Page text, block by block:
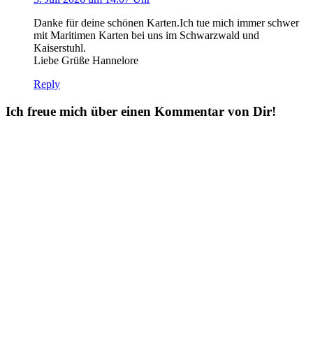
Danke für deine schönen Karten.Ich tue mich immer schwer
mit Maritimen Karten bei uns im Schwarzwald und
Kaiserstuhl.
Liebe Grüße Hannelore
Reply
Ich freue mich über einen Kommentar von Dir!